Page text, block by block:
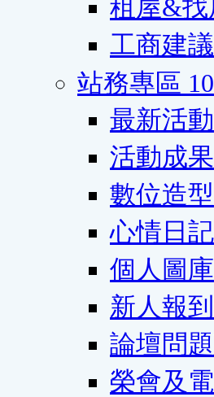
租屋&找
工商建
站務專區 10
最新活動
活動成果
數位造型
心情日記
個人圖庫
新人報
論壇問
榮會及